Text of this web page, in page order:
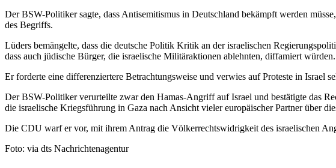
Der BSW-Politiker sagte, dass Antisemitismus in Deutschland bekämpft werden
des Begriffs.
Lüders bemängelte, dass die deutsche Politik Kritik an der israelischen
dass auch jüdische Bürger, die israelische Militäraktionen ablehnten, diffamiert würden.
Er forderte eine differenziertere Betrachtungsweise und verwies auf Proteste in Israel
Der BSW-Politiker verurteilte zwar den Hamas-Angriff auf Israel und bestätigte das
die israelische Kriegsführung in Gaza nach Ansicht vieler europäischer Partner über
Die CDU warf er vor, mit ihrem Antrag die Völkerrechtswidrigkeit des israelischen
Foto: via dts Nachrichtenagentur